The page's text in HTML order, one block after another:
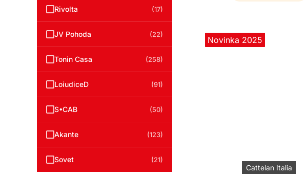
Rivolta (17)
JV Pohoda (22)
Tonin Casa (258)
LoiudiceD (91)
S•CAB (50)
Akante (123)
Sovet (21)
Novinka 2025
Cattelan Italia